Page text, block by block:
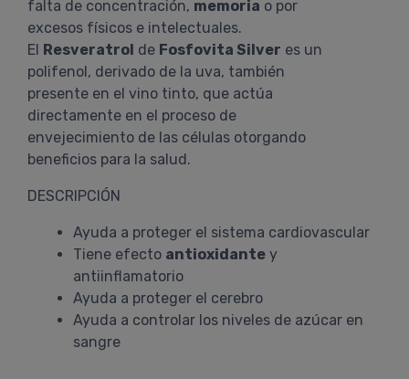
falta de concentración, memoria o por
excesos físicos e intelectuales.
El Resveratrol de Fosfovita Silver es un
polifenol, derivado de la uva, también
presente en el vino tinto, que actúa
directamente en el proceso de
envejecimiento de las células otorgando
beneficios para la salud.
DESCRIPCIÓN
Ayuda a proteger el sistema cardiovascular
Tiene efecto antioxidante y
antiinflamatorio
Ayuda a proteger el cerebro
Ayuda a controlar los niveles de azúcar en
sangre